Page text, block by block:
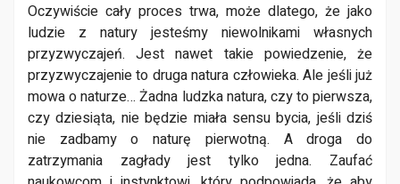
Oczywiście cały proces trwa, może dlatego, że jako
ludzie z natury jesteśmy niewolnikami własnych
przyzwyczajeń. Jest nawet takie powiedzenie, że
przyzwyczajenie to druga natura człowieka. Ale jeśli już
mowa o naturze… Żadna ludzka natura, czy to pierwsza,
czy dziesiąta, nie będzie miała sensu bycia, jeśli dziś
nie zadbamy o naturę pierwotną. A droga do
zatrzymania zagłady jest tylko jedna. Zaufać